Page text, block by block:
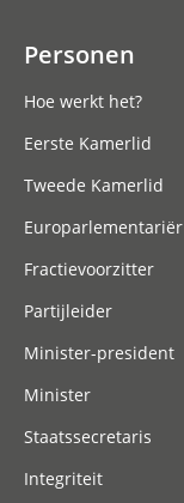
Personen
Hoe werkt het?
Eerste Kamerlid
Tweede Kamerlid
Europarlementariër
Fractievoorzitter
Partijleider
Minister-president
Minister
Staatssecretaris
Integriteit